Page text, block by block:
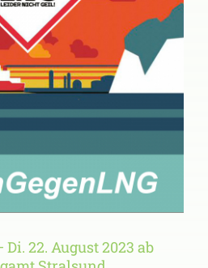
– Di. 22.
ab 14:00 Uhr –
Stralsund
22. August 2023 ab